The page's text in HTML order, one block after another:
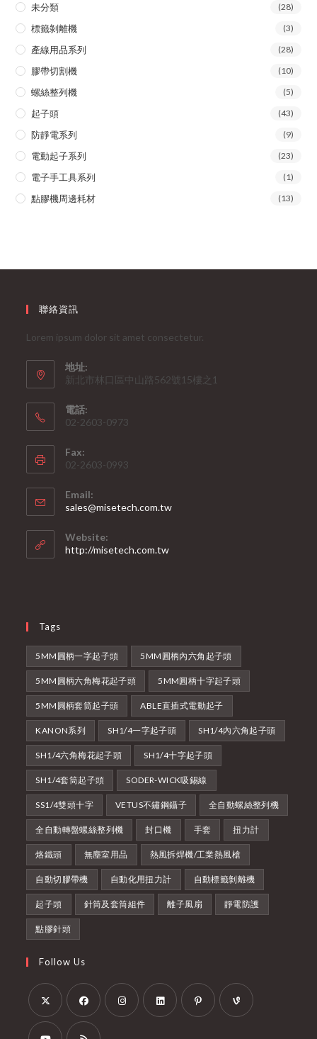
未分類 (28)
標籤剝離機 (3)
產線用品系列 (28)
膠帶切割機 (10)
螺絲整列機 (5)
起子頭 (43)
防靜電系列 (9)
電動起子系列 (23)
電子手工具系列 (1)
點膠機周邊耗材 (13)
聯絡資訊
Lorem ipsum dolor sit amet consectetur.
地址:
新北市林口區中山路562號15樓之1
電話:
02-2603-0973
Fax:
02-2603-0993
Email:
sales@misetech.com.twOpens
Website:
http://misetech.com.tw
Tags
5MM圓柄一字起子頭 5MM圓柄內六角起子頭
5MM圓柄六角梅花起子頭 5MM圓柄十字起子頭
5MM圓柄套筒起子頭 ABLE直插式電動起子
KANON系列 SH1/4一字起子頭 SH1/4內六角起子頭
SH1/4六角梅花起子頭 SH1/4十字起子頭
SH1/4套筒起子頭 SODER-WICK吸錫線
SS1/4雙頭十字 VETUS不鏽鋼鑷子 全自動螺絲整列機
全自動轉盤螺絲整列機 封口機 手套 扭力計
烙鐵頭 無塵室用品 熱風拆焊機/工業熱風槍
自動切膠帶機 自動化用扭力計 自動標籤剝離機
起子頭 針筒及套筒組件 離子風扇 靜電防護
點膠針頭
Follow Us
Opens
Opens